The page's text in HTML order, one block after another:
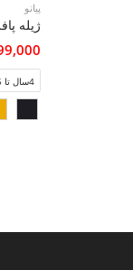
پیانو
ژیله
4سال تا 15سال